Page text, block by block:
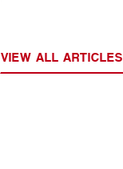
VIEW ALL ARTICLES